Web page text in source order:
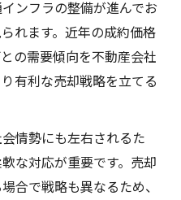
ンフラの整備が進んでお
れます。近年の成約価格
の需要傾向を不動産会社
有利な売却戦略を立てる
情勢にも左右されるた
な対応が重要です。売却
合で戦略も異なるため、